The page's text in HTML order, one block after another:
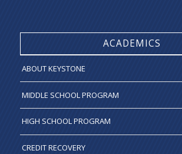
ACADEMICS
ABOUT KEYSTONE
MIDDLE SCHOOL PROGRAM
HIGH SCHOOL PROGRAM
CREDIT RECOVERY